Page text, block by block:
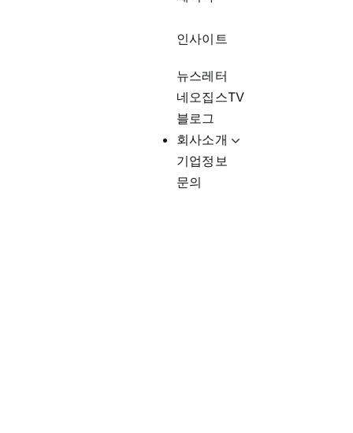
인사이트
뉴스레터
네오집스TV
블로그
회사소개
기업정보
문의